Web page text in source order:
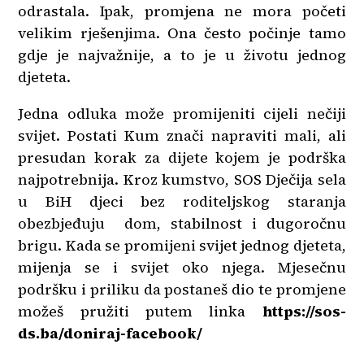
odrastala. Ipak, promjena ne mora početi
velikim rješenjima. Ona često počinje tamo
gdje je najvažnije, a to je u životu jednog
djeteta.
Jedna odluka može promijeniti cijeli nečiji
svijet. Postati Kum znači napraviti mali, ali
presudan korak za dijete kojem je podrška
najpotrebnija. Kroz kumstvo, SOS Dječija sela
u BiH djeci bez roditeljskog staranja
obezbjeđuju dom, stabilnost i dugoročnu
brigu. Kada se promijeni svijet jednog djeteta,
mijenja se i svijet oko njega. Mjesečnu
podršku i priliku da postaneš dio te promjene
možeš pružiti putem linka https://sos-
ds.ba/doniraj-facebook/